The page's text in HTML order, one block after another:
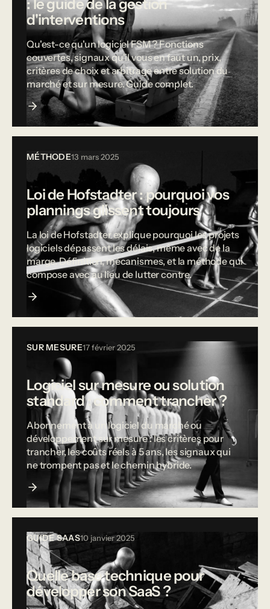
: le guide de la gestion
d'interventions
Qu'est-ce qu'un logiciel FSM ? Fonctions
couvertes, signaux qu'il vous en faut un, prix,
critères de choix et arbitrage entre solution du
marché et sur mesure. Guide complet.
MÉTHODE13 mars 2025
Loi de Hofstadter : pourquoi vos
plannings glissent toujours
La loi de Hofstadter explique pourquoi les projets
logiciels dépassent les délais, même avec de la
marge. Définition, mécanismes, et la méthode qui
compose avec au lieu de lutter contre.
SUR MESURE17 février 2025
Logiciel sur mesure ou solution
standard : comment trancher ?
Abonnement à un logiciel du marché ou
développement sur mesure : les critères pour
trancher, les coûts réels à 5 ans, les signaux qui
ne trompent pas et le chemin hybride.
GUIDE SAAS10 janvier 2025
Quelle base technique pour
développer son SaaS ?